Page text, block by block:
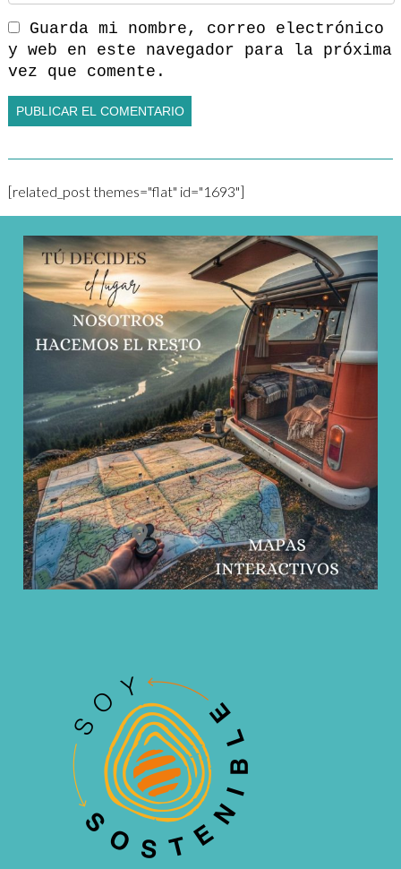
Guarda mi nombre, correo electrónico
y web en este navegador para la próxima
vez que comente.
[related_post themes="flat" id="1693"]